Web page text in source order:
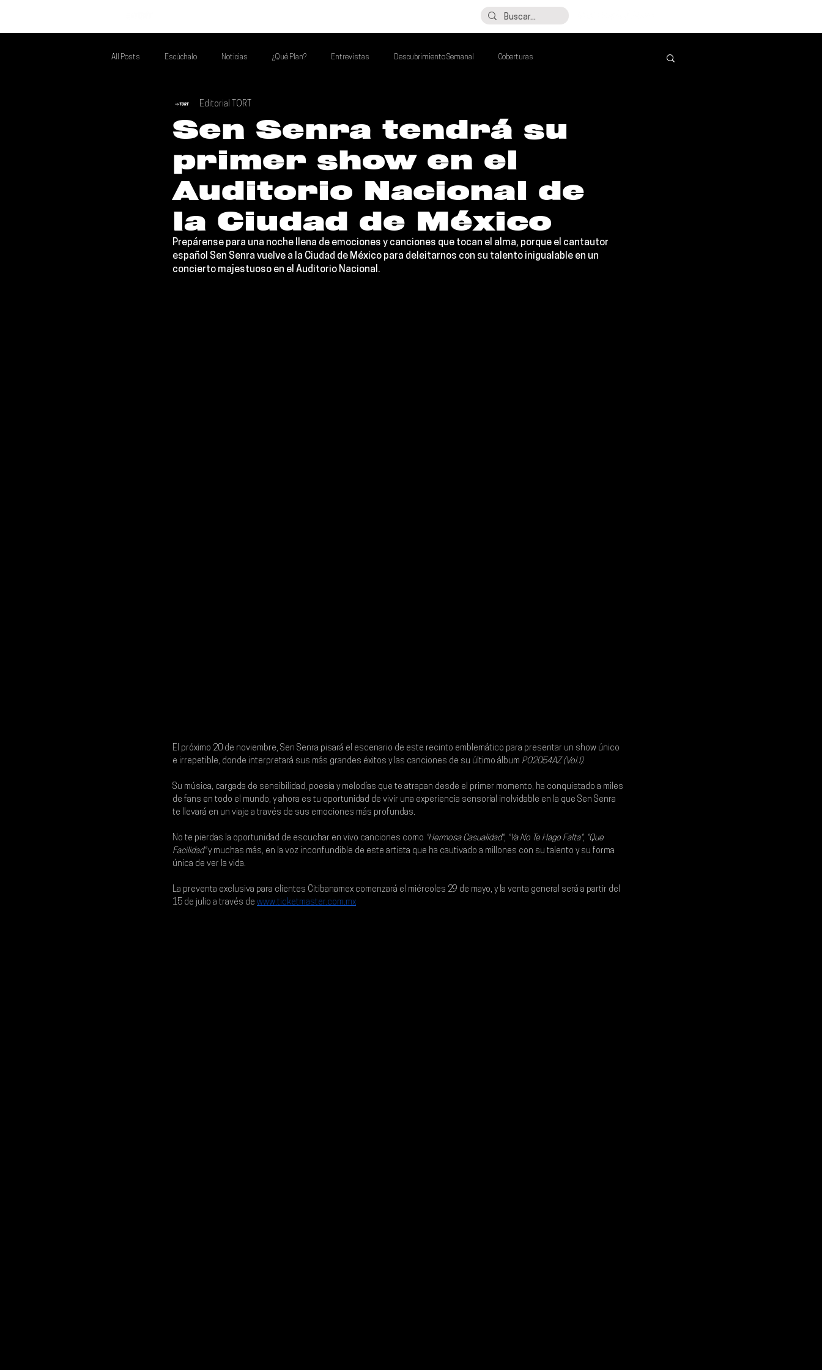
All Posts Escúchalo Noticias ¿Qué Plan? Entrevistas Descubrimiento Semanal Coberturas
Si Te Gusta... Te Recomendamos A...
Poder Latino Que Descubrir Mejores de la Semana Talento Mexa Semanal Álbumes de la Semana
Sen Senra tendrá su
primer show en el
Auditorio Nacional de
la Ciudad de México
Editorial TORT
Prepárense para una noche llena de emociones y canciones que tocan el alma, porque el cantautor
español Sen Senra vuelve a la Ciudad de México para deleitarnos con su talento inigualable en un
concierto majestuoso en el Auditorio Nacional .
El próximo 20 de noviembre, Sen Senra pisará el escenario de este recinto emblemático para presentar un show único
e irrepetible, donde interpretará sus más grandes éxitos y las canciones de su último álbum PO2054AZ (Vol.I).
Su música, cargada de sensibilidad, poesía y melodías que te atrapan desde el primer momento, ha conquistado a miles
de fans en todo el mundo, y ahora es tu oportunidad de vivir una experiencia sensorial inolvidable en la que Sen Senra
te llevará en un viaje a través de sus emociones más profundas.
No te pierdas la oportunidad de escuchar en vivo canciones como "Hermosa Casualidad", "Ya No Te Hago Falta", "Que
Facilidad" y muchas más, en la voz inconfundible de este artista que ha cautivado a millones con su talento y su forma
única de ver la vida.
La preventa exclusiva para clientes Citibanamex comenzará el miércoles 29 de mayo, y la venta general será a partir del
15 de julio a través de www.ticketmaster.com.mx